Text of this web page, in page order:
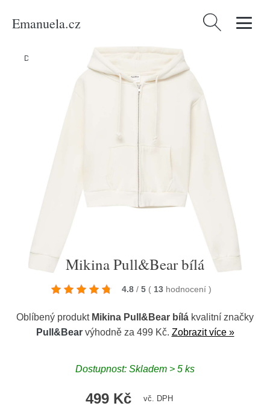
Emanuela.cz Vyhledávání
Domů Mikina Pull&Bear bílá
Mikina Pull&Bear bílá
4.8 / 5 ( 13 hodnocení )
Oblíbený produkt Mikina Pull&Bear bílá kvalitní značky
Pull&Bearvýhodně za 499 Kč. Zobrazit více »
Dostupnost: Skladem > 5 ks
499 Kč vč. DPH